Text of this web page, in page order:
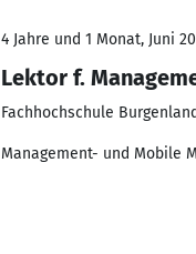
4 Jahre und 1 Monat, Juni
Lektor f.
Fachhochschule Burgenland
Management- und Mobile